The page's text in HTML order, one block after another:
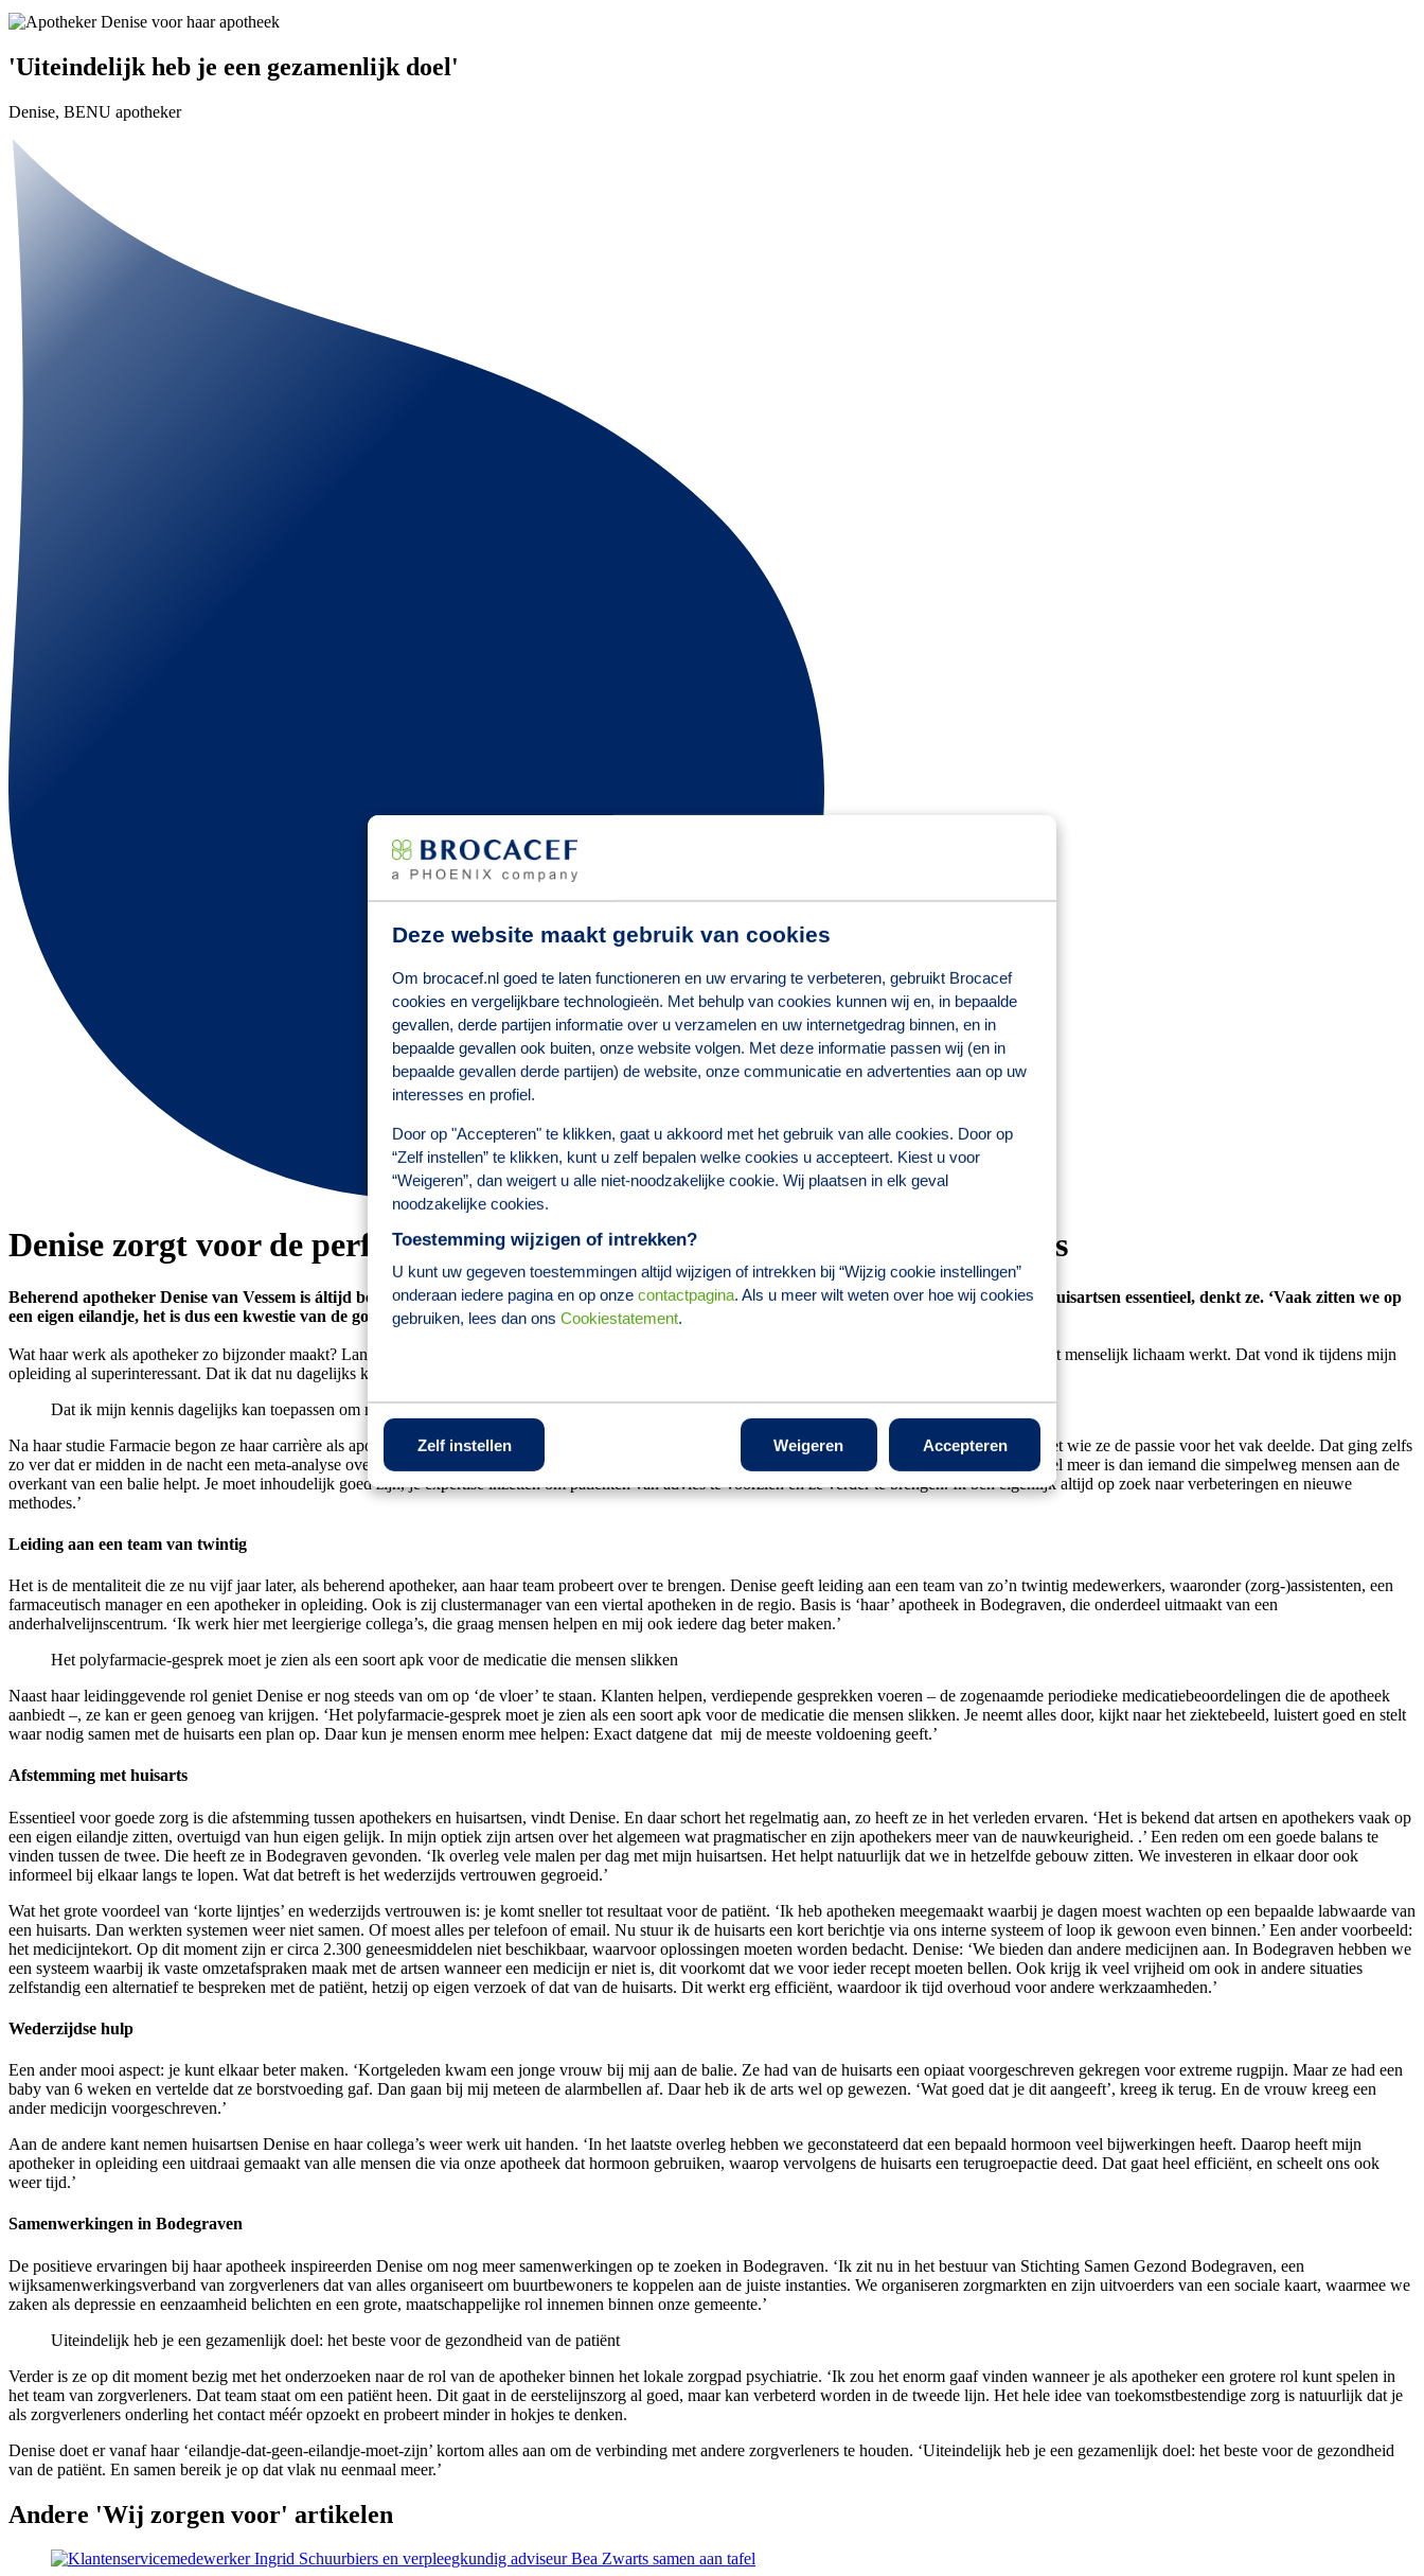
Deze website maakt gebruik van cookies
Om brocacef.nl goed te laten functioneren en uw ervaring te verbeteren, gebruikt Brocacef
cookies en vergelijkbare technologieën. Met behulp van cookies kunnen wij en, in bepaalde
gevallen, derde partijen informatie over u verzamelen en uw internetgedrag binnen, en in
bepaalde gevallen ook buiten, onze website volgen. Met deze informatie passen wij (en in
bepaalde gevallen derde partijen) de website, onze communicatie en advertenties aan op uw
interesses en profiel.
Door op "Accepteren" te klikken, gaat u akkoord met het gebruik van alle cookies. Door op
“Zelf instellen” te klikken, kunt u zelf bepalen welke cookies u accepteert. Kiest u voor
“Weigeren”, dan weigert u alle niet-noodzakelijke cookie. Wij plaatsen in elk geval
noodzakelijke cookies.
Toestemming wijzigen of intrekken?
U kunt uw gegeven toestemmingen altijd wijzigen of intrekken bij “Wijzig cookie instellingen”
onderaan iedere pagina en op onze contactpagina. Als u meer wilt weten over hoe wij cookies
gebruiken, lees dan ons Cookiestatement.
Zelf instellen Weigeren Accepteren
'Uiteindelijk heb je een gezamenlijk doel'
Denise, BENU apotheker
Denise zorgt voor de perfecte samenwerking tussen apotheker en huisarts
Beherend apotheker Denise van Vessem is áltijd bezig met het verbeteren van de gezondheid van haar patiënten. Daarvoor is samenwerking met huisartsen essentieel, denkt ze. ‘Vaak zitten we op
een eigen eilandje, het is dus een kwestie van de goede balans vinden.’
Wat haar werk als apotheker zo bijzonder maakt? Lang hoeft Denise van Vessem niet na te denken. ‘Ik heb geleerd om op molecuulniveau te snappen hoe het menselijk lichaam werkt. Dat vond ik tijdens mijn
opleiding al superinteressant. Dat ik dat nu dagelijks kan toepassen om mijn patiënten te helpen, voelt als een dankbare taak.’
Dat ik mijn kennis dagelijks kan toepassen om mijn patiënten te helpen, voelt als een dankbare taak
Na haar studie Farmacie begon ze haar carrière als apotheker in opleiding in Amsterdam, waarna ze terechtkwam in IJsselstein. Daar vond ze een opleider met wie ze de passie voor het vak deelde. Dat ging zelfs
zo ver dat er midden in de nacht een meta-analyse over nieuwe behandelingen bij Parkinson kon worden uitgewisseld. ‘Hij liet me zien dat een apotheker veel meer is dan iemand die simpelweg mensen aan de
overkant van een balie helpt. Je moet inhoudelijk goed zijn, je expertise inzetten om patiënten van advies te voorzien en ze verder te brengen. Ik ben eigenlijk altijd op zoek naar verbeteringen en nieuwe
methodes.’
Leiding aan een team van twintig
Het is de mentaliteit die ze nu vijf jaar later, als beherend apotheker, aan haar team probeert over te brengen. Denise geeft leiding aan een team van zo’n twintig medewerkers, waaronder (zorg-)assistenten, een
farmaceutisch manager en een apotheker in opleiding. Ook is zij clustermanager van een viertal apotheken in de regio. Basis is ‘haar’ apotheek in Bodegraven, die onderdeel uitmaakt van een
anderhalvelijnscentrum. ‘Ik werk hier met leergierige collega’s, die graag mensen helpen en mij ook iedere dag beter maken.’
Het polyfarmacie-gesprek moet je zien als een soort apk voor de medicatie die mensen slikken
Naast haar leidinggevende rol geniet Denise er nog steeds van om op ‘de vloer’ te staan. Klanten helpen, verdiepende gesprekken voeren – de zogenaamde periodieke medicatiebeoordelingen die de apotheek
aanbiedt –, ze kan er geen genoeg van krijgen. ‘Het polyfarmacie-gesprek moet je zien als een soort apk voor de medicatie die mensen slikken. Je neemt alles door, kijkt naar het ziektebeeld, luistert goed en stelt
waar nodig samen met de huisarts een plan op. Daar kun je mensen enorm mee helpen: Exact datgene dat mij de meeste voldoening geeft.’
Afstemming met huisarts
Essentieel voor goede zorg is die afstemming tussen apothekers en huisartsen, vindt Denise. En daar schort het regelmatig aan, zo heeft ze in het verleden ervaren. ‘Het is bekend dat artsen en apothekers vaak op
een eigen eilandje zitten, overtuigd van hun eigen gelijk. In mijn optiek zijn artsen over het algemeen wat pragmatischer en zijn apothekers meer van de nauwkeurigheid. .’ Een reden om een goede balans te
vinden tussen de twee. Die heeft ze in Bodegraven gevonden. ‘Ik overleg vele malen per dag met mijn huisartsen. Het helpt natuurlijk dat we in hetzelfde gebouw zitten. We investeren in elkaar door ook
informeel bij elkaar langs te lopen. Wat dat betreft is het wederzijds vertrouwen gegroeid.’
Wat het grote voordeel van ‘korte lijntjes’ en wederzijds vertrouwen is: je komt sneller tot resultaat voor de patiënt. ‘Ik heb apotheken meegemaakt waarbij je dagen moest wachten op een bepaalde labwaarde van
een huisarts. Dan werkten systemen weer niet samen. Of moest alles per telefoon of email. Nu stuur ik de huisarts een kort berichtje via ons interne systeem of loop ik gewoon even binnen.’ Een ander voorbeeld:
het medicijntekort. Op dit moment zijn er circa 2.300 geneesmiddelen niet beschikbaar, waarvoor oplossingen moeten worden bedacht. Denise: ‘We bieden dan andere medicijnen aan. In Bodegraven hebben we
een systeem waarbij ik vaste omzetafspraken maak met de artsen wanneer een medicijn er niet is, dit voorkomt dat we voor ieder recept moeten bellen. Ook krijg ik veel vrijheid om ook in andere situaties
zelfstandig een alternatief te bespreken met de patiënt, hetzij op eigen verzoek of dat van de huisarts. Dit werkt erg efficiënt, waardoor ik tijd overhoud voor andere werkzaamheden.’
Wederzijdse hulp
Een ander mooi aspect: je kunt elkaar beter maken. ‘Kortgeleden kwam een jonge vrouw bij mij aan de balie. Ze had van de huisarts een opiaat voorgeschreven gekregen voor extreme rugpijn. Maar ze had een
baby van 6 weken en vertelde dat ze borstvoeding gaf. Dan gaan bij mij meteen de alarmbellen af. Daar heb ik de arts wel op gewezen. ‘Wat goed dat je dit aangeeft’, kreeg ik terug. En de vrouw kreeg een
ander medicijn voorgeschreven.’
Aan de andere kant nemen huisartsen Denise en haar collega’s weer werk uit handen. ‘In het laatste overleg hebben we geconstateerd dat een bepaald hormoon veel bijwerkingen heeft. Daarop heeft mijn
apotheker in opleiding een uitdraai gemaakt van alle mensen die via onze apotheek dat hormoon gebruiken, waarop vervolgens de huisarts een terugroepactie deed. Dat gaat heel efficiënt, en scheelt ons ook
weer tijd.’
Samenwerkingen in Bodegraven
De positieve ervaringen bij haar apotheek inspireerden Denise om nog meer samenwerkingen op te zoeken in Bodegraven. ‘Ik zit nu in het bestuur van Stichting Samen Gezond Bodegraven, een
wijksamenwerkingsverband van zorgverleners dat van alles organiseert om buurtbewoners te koppelen aan de juiste instanties. We organiseren zorgmarkten en zijn uitvoerders van een sociale kaart, waarmee we
zaken als depressie en eenzaamheid belichten en een grote, maatschappelijke rol innemen binnen onze gemeente.’
Uiteindelijk heb je een gezamenlijk doel: het beste voor de gezondheid van de patiënt
Verder is ze op dit moment bezig met het onderzoeken naar de rol van de apotheker binnen het lokale zorgpad psychiatrie. ‘Ik zou het enorm gaaf vinden wanneer je als apotheker een grotere rol kunt spelen in
het team van zorgverleners. Dat team staat om een patiënt heen. Dit gaat in de eerstelijnszorg al goed, maar kan verbeterd worden in de tweede lijn. Het hele idee van toekomstbestendige zorg is natuurlijk dat je
als zorgverleners onderling het contact méér opzoekt en probeert minder in hokjes te denken.
Denise doet er vanaf haar ‘eilandje-dat-geen-eilandje-moet-zijn’ kortom alles aan om de verbinding met andere zorgverleners te houden. ‘Uiteindelijk heb je een gezamenlijk doel: het beste voor de gezondheid
van de patiënt. En samen bereik je op dat vlak nu eenmaal meer.’
Andere 'Wij zorgen voor' artikelen